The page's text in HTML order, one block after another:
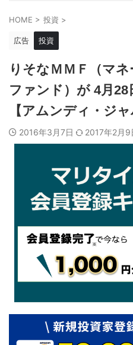
HOME > 投資 >
広告 投資
りそなＭＭＦ（マ
ファンド）が 4月
【アムンディ・ジャ
2016年3月7日 2017年2月9